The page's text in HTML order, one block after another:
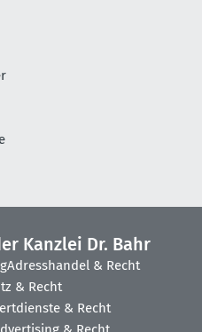
Kanzlei Dr. Bahr
Adresshandel & Recht
& Recht
& Recht